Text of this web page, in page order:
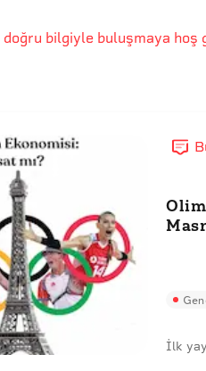
doğru bilgiyle buluşmaya hoş
İlk